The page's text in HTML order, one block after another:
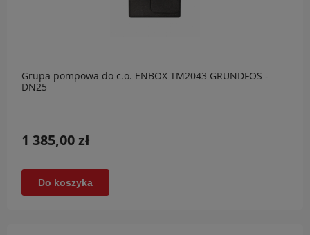
Grupa pompowa do c.o. ENBOX TM2043 GRUNDFOS -
DN25
1 385,00 zł
Do koszyka